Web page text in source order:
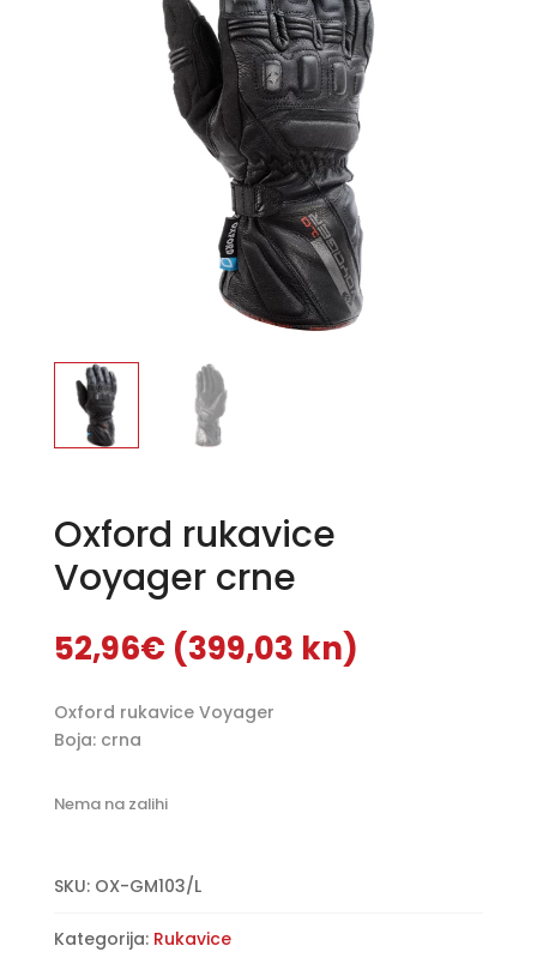
Oxford rukavice
Voyager crne
52,96€ (399,03 kn)
Oxford rukavice Voyager
Boja: crna
Nema na zalihi
SKU: OX-GM103/L
Kategorija: Rukavice